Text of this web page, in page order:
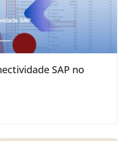
SAP no